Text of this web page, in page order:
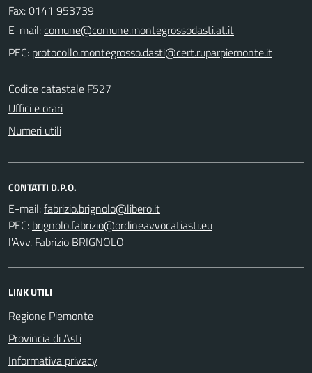
Fax: 0141 953739
E-mail:
PEC:
Codice catastale F527
Uffici e orari
Numeri utili
CONTATTI D.P.O.
E-mail:
PEC:
l'Avv. Fabrizio BRIGNOLO
LINK UTILI
Regione Piemonte
Provincia di Asti
Informativa privacy